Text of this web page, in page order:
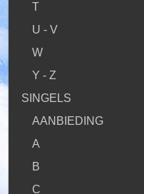
T
U - V
W
Y - Z
SINGELS
AANBIEDING
A
B
C